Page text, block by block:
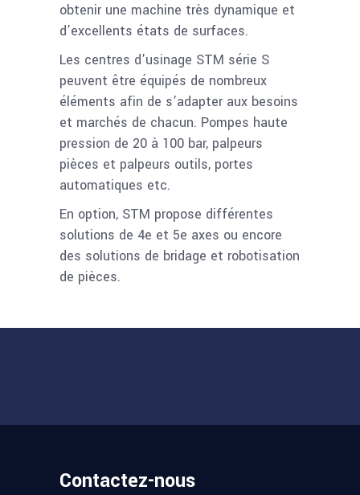
obtenir une machine très dynamique et
d’excellents états de surfaces.
Les centres d’usinage STM série S
peuvent être équipés de nombreux
éléments afin de s’adapter aux besoins
et marchés de chacun. Pompes haute
pression de 20 à 100 bar, palpeurs
pièces et palpeurs outils, portes
automatiques etc.
En option, STM propose différentes
solutions de 4e et 5e axes ou encore
des solutions de bridage et robotisation
de pièces.
Contactez-nous